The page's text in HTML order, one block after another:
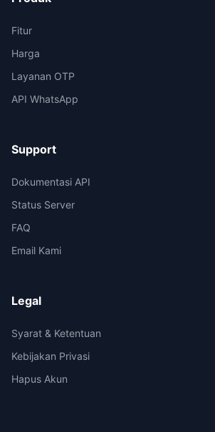
Fitur
Harga
Layanan OTP
API WhatsApp
Support
Dokumentasi API
Status Server
FAQ
Email Kami
Legal
Syarat & Ketentuan
Kebijakan Privasi
Hapus Akun